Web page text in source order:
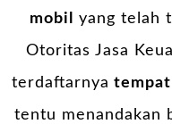
mobil
yang telah
Otoritas Jasa
terdaftarnya tempat
tentu menandakan